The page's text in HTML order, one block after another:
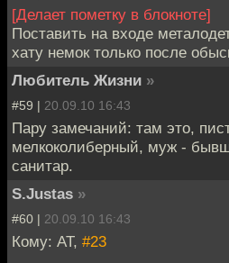
[Делает пометку в блокноте]
Поставить на входе
хату немок только после
Любитель Жизни »
#59 | 20.09.10 16:43
Пару замечаний: там это,
мелкоколиберный, муж -
санитар.
S.Justas »
#60 | 20.09.10 16:43
Кому: AT, #23